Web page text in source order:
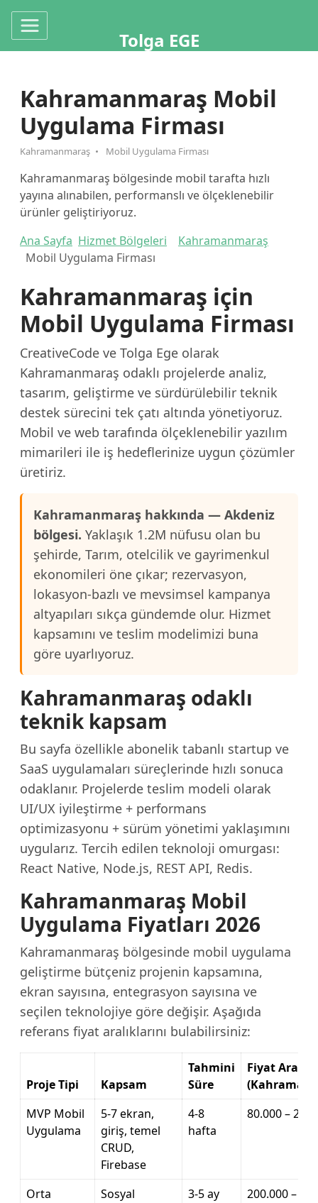
Tolga EGE
Kahramanmaraş Mobil
Uygulama Firması
Kahramanmaraş Mobil Uygulama Firması
Kahramanmaraş bölgesinde mobil tarafta hızlı
yayına alınabilen, performanslı ve ölçeklenebilir
ürünler geliştiriyoruz.
Ana Sayfa Hizmet Bölgeleri
Kahramanmaraş
Mobil Uygulama Firması
Kahramanmaraş için
Mobil Uygulama Firması
CreativeCode ve Tolga Ege olarak
Kahramanmaraş odaklı projelerde analiz,
tasarım, geliştirme ve sürdürülebilir teknik
destek sürecini tek çatı altında yönetiyoruz.
Mobil ve web tarafında ölçeklenebilir yazılım
mimarileri ile iş hedeflerinize uygun çözümler
üretiriz.
Kahramanmaraş hakkında — Akdeniz
bölgesi. Yaklaşık 1.2M nüfusu olan bu
şehirde, Tarım, otelcilik ve gayrimenkul
ekonomileri öne çıkar; rezervasyon,
lokasyon-bazlı ve mevsimsel kampanya
altyapıları sıkça gündemde olur. Hizmet
kapsamını ve teslim modelimizi buna
göre uyarlıyoruz.
Kahramanmaraş odaklı
teknik kapsam
Bu sayfa özellikle abonelik tabanlı startup ve
SaaS uygulamaları süreçlerinde hızlı sonuca
odaklanır. Projelerde teslim modeli olarak
UI/UX iyileştirme + performans
optimizasyonu + sürüm yönetimi yaklaşımını
uygularız. Tercih edilen teknoloji omurgası:
React Native, Node.js, REST API, Redis.
Kahramanmaraş Mobil
Uygulama Fiyatları 2026
Kahramanmaraş bölgesinde mobil uygulama
geliştirme bütçeniz projenin kapsamına,
ekran sayısına, entegrasyon sayısına ve
seçilen teknolojiye göre değişir. Aşağıda
referans fiyat aralıklarını bulabilirsiniz:
Proje Tipi Kapsam
Tahmini
Süre
Fiyat Aralığı
MVP Mobil
Uygulama
5-7 ekran,
giriş, temel
CRUD,
Firebase
4-8
hafta
80.000 –
Orta
Sosyal
3-5 ay
200.000 –